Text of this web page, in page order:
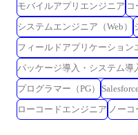
モバイルアプリエンジニア コ
システムエンジニア（Web）
フィールドアプリケーション
パッケージ導入・システム導
プログラマー（PG）
ローコードエンジニア ノー